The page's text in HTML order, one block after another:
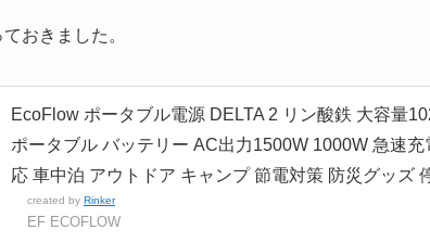
おきました。
EcoFlow ポータブル電源 DELTA 2 リン酸鉄 大容量
ポータブル バッテリー AC出力1500W 1000W 急速
応 車中泊 アウトドア キャンプ 節電対策 防災グッズ
created by Rinker
EF ECOFLOW